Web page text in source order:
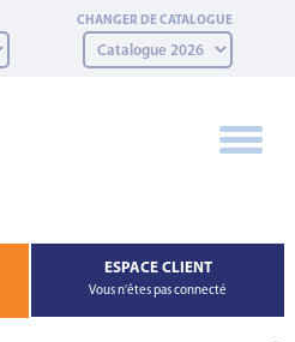
CHANGER DE CATALOGUE
ESPACE CLIENT
Vous n'êtes pas connecté